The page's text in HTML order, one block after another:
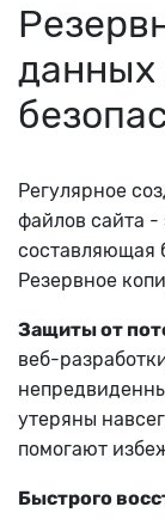
данных
Регулярное
файлов сайта -
составляющая
Резервное
Защиты от
веб-
утеряны
помогают
Быстрого